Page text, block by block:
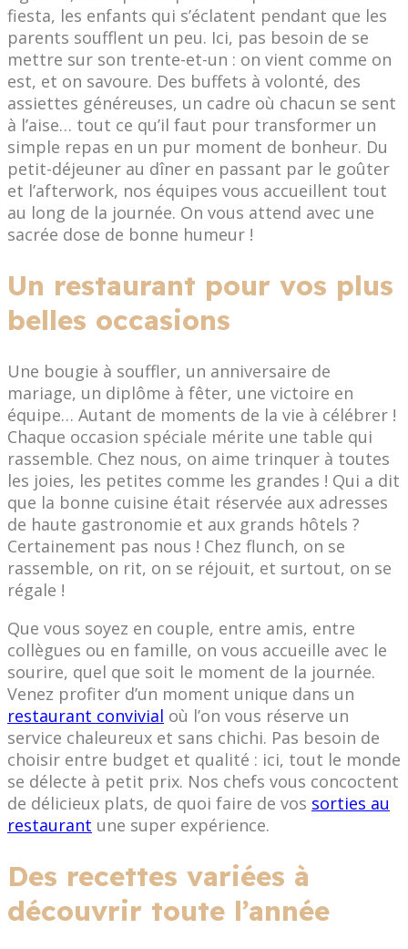
fiesta, les enfants qui s’éclatent pendant que les
parents soufflent un peu. Ici, pas besoin de se
mettre sur son trente-et-un : on vient comme on
est, et on savoure. Des buffets à volonté, des
assiettes généreuses, un cadre où chacun se sent
à l’aise… tout ce qu’il faut pour transformer un
simple repas en un pur moment de bonheur. Du
petit-déjeuner au dîner en passant par le goûter
et l’afterwork, nos équipes vous accueillent tout
au long de la journée. On vous attend avec une
sacrée dose de bonne humeur !
Un restaurant pour vos plus
belles occasions
Une bougie à souffler, un anniversaire de
mariage, un diplôme à fêter, une victoire en
équipe… Autant de moments de la vie à célébrer !
Chaque occasion spéciale mérite une table qui
rassemble. Chez nous, on aime trinquer à toutes
les joies, les petites comme les grandes ! Qui a dit
que la bonne cuisine était réservée aux adresses
de haute gastronomie et aux grands hôtels ?
Certainement pas nous ! Chez flunch, on se
rassemble, on rit, on se réjouit, et surtout, on se
régale !
Que vous soyez en couple, entre amis, entre
collègues ou en famille, on vous accueille avec le
sourire, quel que soit le moment de la journée.
Venez profiter d’un moment unique dans un
restaurant convivial où l’on vous réserve un
service chaleureux et sans chichi. Pas besoin de
choisir entre budget et qualité : ici, tout le monde
se délecte à petit prix. Nos chefs vous concoctent
de délicieux plats, de quoi faire de vos sorties au
restaurant une super expérience.
Des recettes variées à
découvrir toute l’année